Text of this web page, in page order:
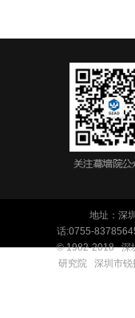
地址：深
话:0755-
© 1982-2018 深
研究院 深圳市锐